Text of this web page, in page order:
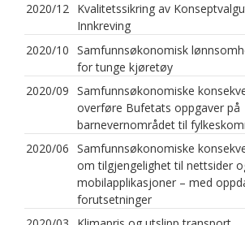
2020/12 Kvalitetssikring av
Innkreving
2020/10 Samfunnsøkonomisk
for tunge kjøretøy
2020/09 Samfunnsøkonomiske
overføre Bufetats oppgaver på
barnevernområdet til
2020/06 Samfunnsøkonomiske
om tilgjengelighet til nettsider
mobilapplikasjoner – med
forutsetninger